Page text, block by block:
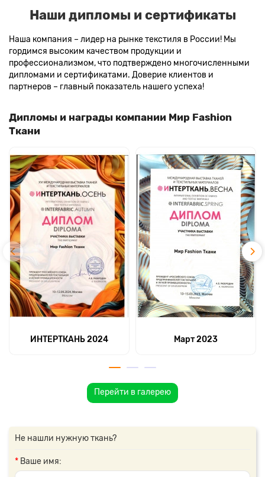
Наши дипломы и сертификаты
Наша компания – лидер на рынке текстиля в России! Мы
гордимся высоким качеством продукции и
профессионализмом, что подтверждено многочисленными
дипломами и сертификатами. Доверие клиентов и
партнеров – главный показатель нашего успеха!
Дипломы и награды компании Мир Fashion
Ткани
ИНТЕРТКАНЬ 2024 Март 2023
Перейти в галерею
Не нашли нужную ткань?
Ваше имя: